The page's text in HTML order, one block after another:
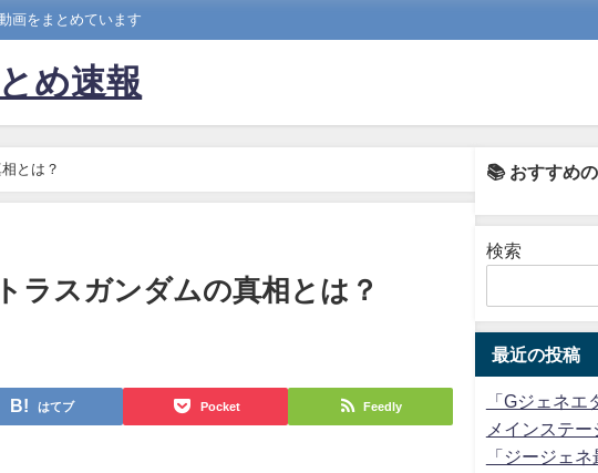
画をまとめています
め速報
とは？
ラスガンダムの真相とは？
はてブ Pocket Feedly
📚 おすすめ
検索
最近の投稿
「Gジェネ
メインステー
「ジージェ